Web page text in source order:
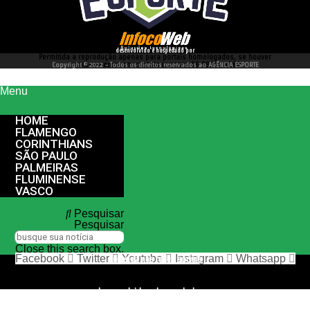
desenvolvido e hospedado por
Permitida a reprodução apenas para portais homologados, se houver
interesse entre em contato conosco 66 99977 4262
Copyright © 2022 - Todos os direitos reservados ao AGÊNCIA ESPORTE
Menu
HOME
FLAMENGO
CORINTHIANS
SÃO PAULO
PALMEIRAS
FLUMINENSE
VASCO
Pesquisar
Pesquisar
Close this search box.
nos siga nas redes sociais
Facebook Twitter Youtube Instagram Whatsapp
desenvolvido e hospedado por